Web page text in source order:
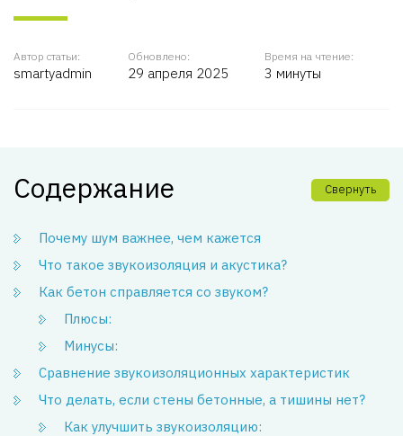
Автор статьи:
smartyadmin
Обновлено:
29 апреля 2025
Время на чтение:
3 минуты
Содержание Свернуть
Почему шум важнее, чем кажется
Что такое звукоизоляция и акустика?
Как бетон справляется со звуком?
Плюсы:
Минусы:
Сравнение звукоизоляционных характеристик
Что делать, если стены бетонные, а тишины нет?
Как улучшить звукоизоляцию: